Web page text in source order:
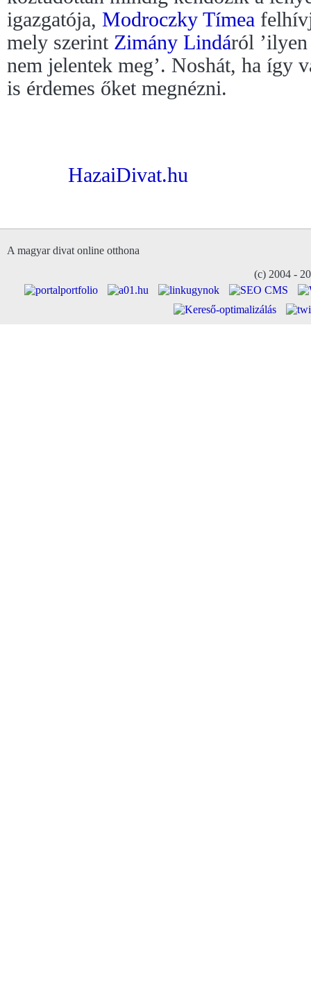
igazgatója, Modroczky Tímea
mely szerint Zimány Lindáról ’ilyen
nem jelentek meg’. Noshát, ha így
is érdemes őket megnézni.
HazaiDivat.hu
A magyar divat online otthona
(c) 2004 -